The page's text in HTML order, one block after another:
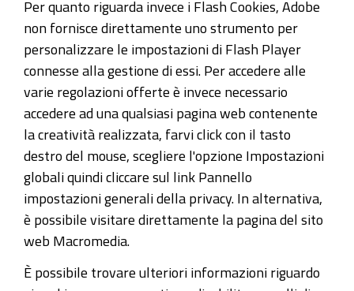
Per quanto riguarda invece i Flash Cookies, Adobe
non fornisce direttamente uno strumento per
personalizzare le impostazioni di Flash Player
connesse alla gestione di essi. Per accedere alle
varie regolazioni offerte è invece necessario
accedere ad una qualsiasi pagina web contenente
la creatività realizzata, farvi click con il tasto
destro del mouse, scegliere l'opzione Impostazioni
globali quindi cliccare sul link Pannello
impostazioni generali della privacy. In alternativa,
è possibile visitare direttamente la pagina del sito
web Macromedia.
È possibile trovare ulteriori informazioni riguardo